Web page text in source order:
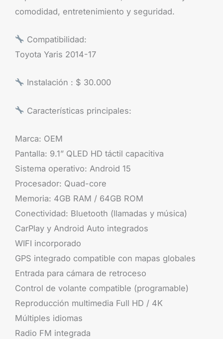
comodidad, entretenimiento y seguridad.
Compatibilidad:
Toyota Yaris 2014-17
Instalación : $ 30.000
Características principales:
Marca: OEM
Pantalla: 9.1” QLED HD táctil capacitiva
Sistema operativo: Android 15
Procesador: Quad-core
Memoria: 4GB RAM / 64GB ROM
Conectividad: Bluetooth (llamadas y música)
CarPlay y Android Auto integrados
WIFI incorporado
GPS integrado compatible con mapas globales
Entrada para cámara de retroceso
Control de volante compatible (programable)
Reproducción multimedia Full HD / 4K
Múltiples idiomas
Radio FM integrada